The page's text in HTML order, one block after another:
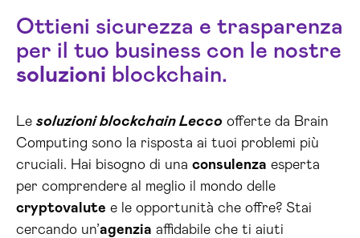
Ottieni sicurezza e trasparenza
per il tuo business con le nostre
soluzioni blockchain.
Le soluzioni blockchain Lecco offerte da Brain
Computing sono la risposta ai tuoi problemi più
cruciali. Hai bisogno di una consulenza esperta
per comprendere al meglio il mondo delle
cryptovalute e le opportunità che offre? Stai
cercando un’agenzia affidabile che ti aiuti